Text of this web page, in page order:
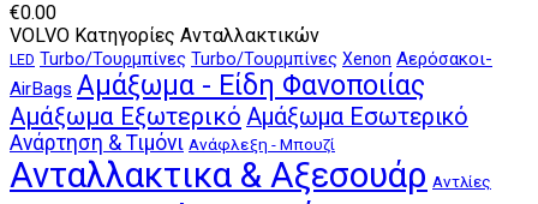
€0.00
VOLVO Κατηγορίες Ανταλλακτικών
LED Turbo/Τουρμπίνες Turbo/Τουρμπίνες Xenon Αερόσακοι-
AirBags Αμάξωμα - Είδη Φανοποιίας
Αμάξωμα Εξωτερικό Αμάξωμα Εσωτερικό
Ανάρτηση & Τιμόνι Ανάφλεξη - Μπουζί
Ανταλλακτικα & Αξεσουάρ Αντλίες